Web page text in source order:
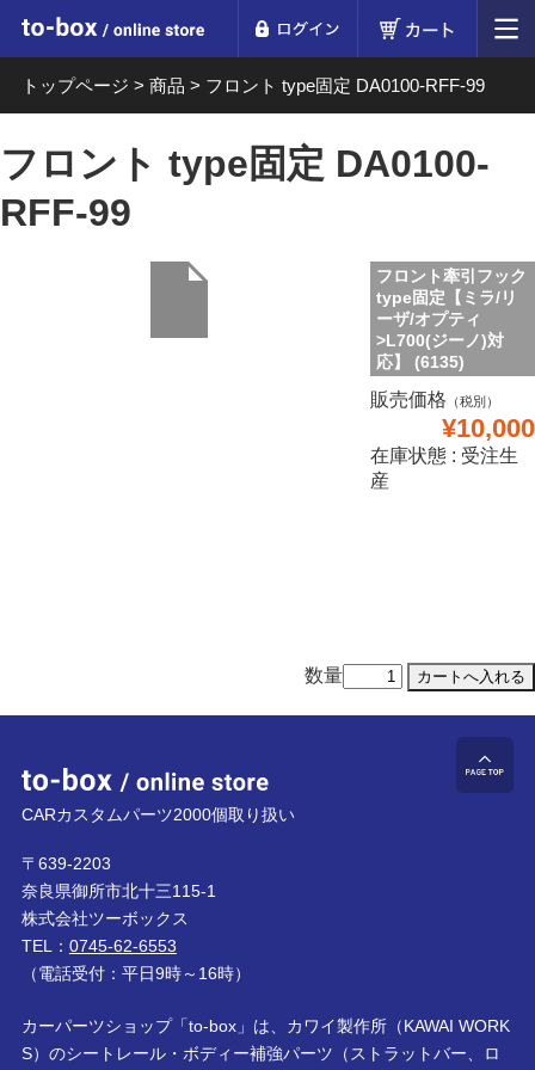
to-box online store
トップページ > 商品 > フロント type固定 DA0100-RFF-99
フロント type固定 DA0100-
RFF-99
フロント牽引フック
type固定【ミラ/リ
ーザ/オプティ
>L700(ジーノ)対
応】 (6135)
販売価格 （税別）
¥10,000
在庫状態 : 受注生
産
数量
to-box online store
CARカスタムパーツ2000個取り扱い
〒639-2203
奈良県御所市北十三115-1
株式会社ツーボックス
TEL： 0745-62-6553
（電話受付：平日9時～16時）
カーパーツショップ「to-box」は、カワイ製作所（KAWAI WORK
S）のシートレール・ボディー補強パーツ（ストラットバー、ロ